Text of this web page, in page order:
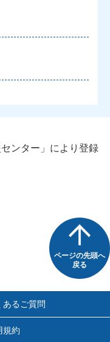
ンター 」により登録
ページの先頭へ
戻る
あるご質問
規約